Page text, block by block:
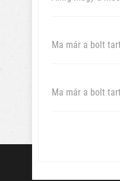
Ma már a bolt
Ma már a bolt